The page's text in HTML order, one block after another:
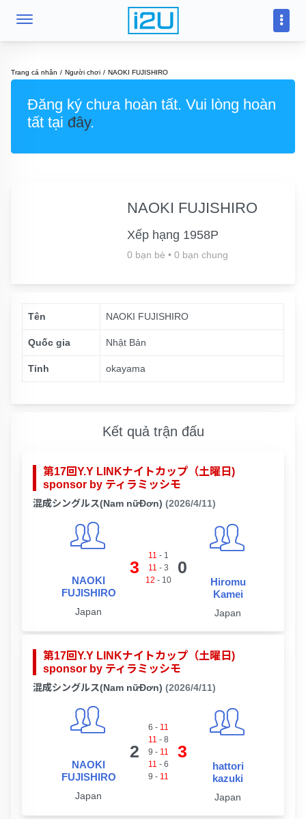
Trang cá nhân Người chơi NAOKI FUJISHIRO
Đăng ký chưa hoàn tất. Vui lòng hoàn
tất tại đây.
NAOKI FUJISHIRO
Xếp hạng 1958P
0 bạn bè • 0 bạn chung
Tên NAOKI FUJISHIRO
Quốc gia Nhật Bản
Tỉnh okayama
Kết quả trận đấu
第17回Y.Y LINKナイトカップ（土曜日)
sponsor by ティラミッシモ
混成シングルス(Nam nữĐơn) (2026/4/11)
NAOKI
FUJISHIRO
Japan
3
11 - 1
11 - 3
12 - 10
0
Hiromu
Kamei
Japan
第17回Y.Y LINKナイトカップ（土曜日)
sponsor by ティラミッシモ
混成シングルス(Nam nữĐơn) (2026/4/11)
NAOKI
FUJISHIRO
Japan
2
6 - 11
11 - 8
9 - 11
11 - 6
9 - 11
3
hattori
kazuki
Japan